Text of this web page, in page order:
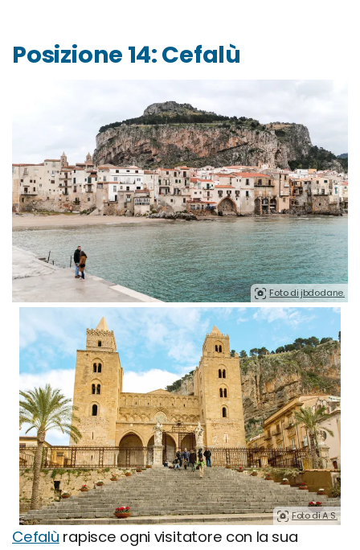
Posizione 14: Cefalù
Foto di jbdodane.
Foto di A S.
Cefalù rapisce ogni visitatore con la sua